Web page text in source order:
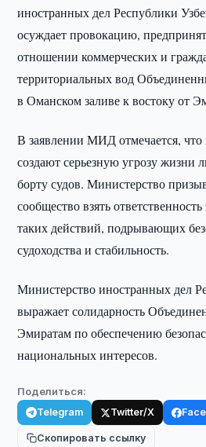
иностранных дел Республики
осуждает провокацию,
отношении коммерческих и
территориальных вод
в Оманском заливе к востоку от
В заявлении МИД отмечается,
создают серьезную угрозу жизни
борту судов. Министерство
сообщество взять
таких действий, подрывающих
судоходства и стабильность.
Министерство иностранных дел
выражает солидарность
Эмиратам по обеспечению
национальных интересов.
Поделиться:
Telegram Twitter/X
Скопировать ссылку